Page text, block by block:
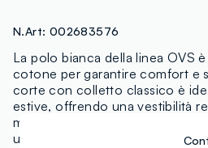
N.Art: 002683576
La polo bianca della linea OVS
cotone per garantire comfort e
corte con colletto classico è
estive, offrendo una vestibilità
morbido e traspirante rende
un look casual e raffinato.